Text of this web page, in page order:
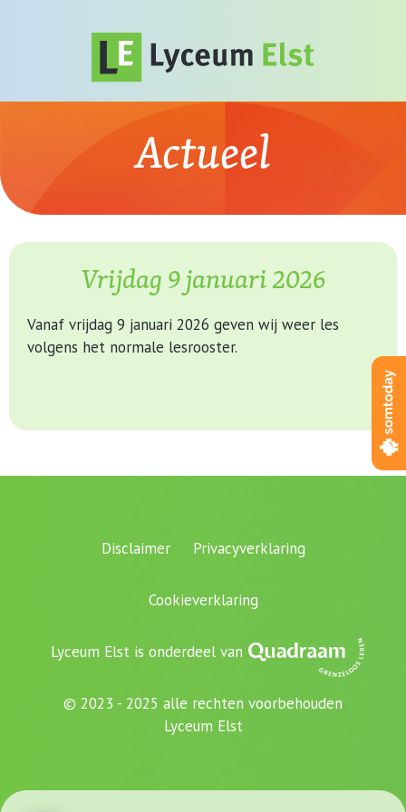
Actueel
Vrijdag 9 januari 2026
Vanaf vrijdag 9 januari 2026 geven wij weer les
volgens het normale lesrooster.
Disclaimer Privacyverklaring
Cookieverklaring
Lyceum Elst is onderdeel van
© 2023 - 2025 alle rechten voorbehouden
Lyceum Elst